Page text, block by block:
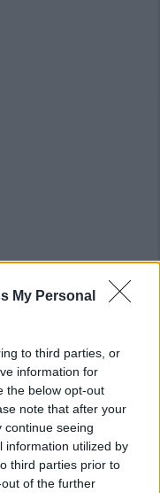
My Personal
to third parties, or
information for
the below opt-out
note that after your
continue seeing
information utilized by
third parties prior to
of the further